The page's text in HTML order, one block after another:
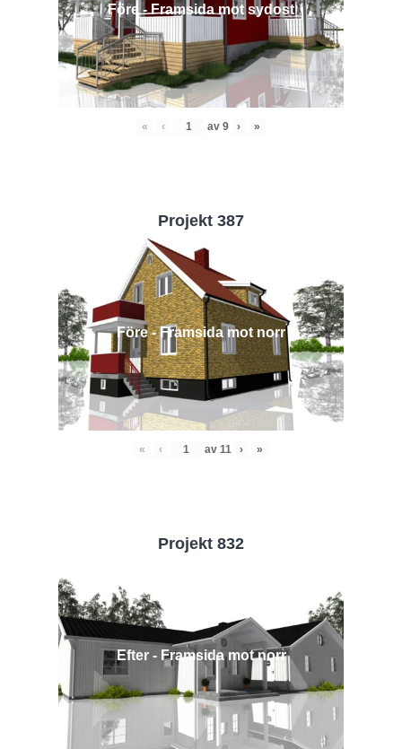
Före - Framsida mot sydost
« ‹ av 9 › »
Projekt 387
Före - Framsida mot norr
« ‹ av 11 › »
Projekt 832
Efter - Framsida mot norr